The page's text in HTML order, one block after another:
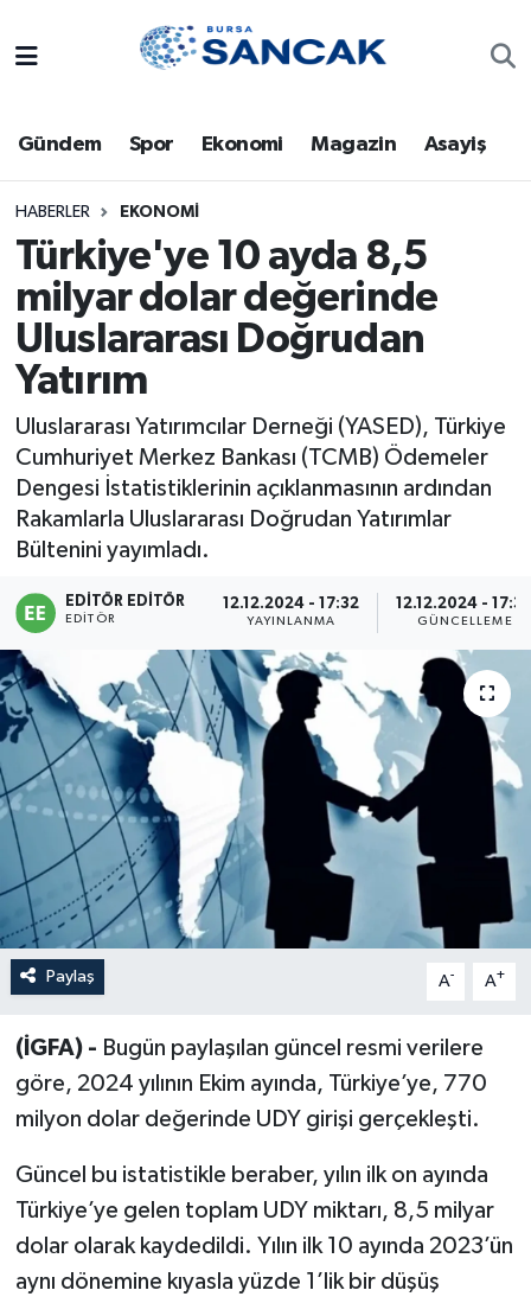
Gündem Spor Ekonomi Magazin Asayiş
HABERLER EKONOMI
Türkiye'ye 10 ayda 8,5
milyar dolar değerinde
Uluslararası Doğrudan
Yatırım
Uluslararası Yatırımcılar Derneği (YASED), Türkiye
Cumhuriyet Merkez Bankası (TCMB) Ödemeler
Dengesi İstatistiklerinin açıklanmasının ardından
Rakamlarla Uluslararası Doğrudan Yatırımlar
Bültenini yayımladı.
EDITÖR EDITÖR
EDITÖR
12.12.2024 - 17:32
YAYINLANMA
12.12.2024 -
GÜNCELLEME
Paylaş A- A+
(İGFA) - Bugün paylaşılan güncel resmi verilere
göre, 2024 yılının Ekim ayında, Türkiye’ye, 770
milyon dolar değerinde UDY girişi gerçekleşti.
Güncel bu istatistikle beraber, yılın ilk on ayında
Türkiye’ye gelen toplam UDY miktarı, 8,5 milyar
dolar olarak kaydedildi. Yılın ilk 10 ayında 2023’ün
aynı dönemine kıyasla yüzde 1’lik bir düşüş
Bursa
Dünya
Eğitim
Ekonomi
Genel
Gündem
Magazin
Spor
Türkiye
Trafik Durumu
Süper Lig Puan Durumu ve Fikstür
Tüm Manşetler
Son Dakika Haberleri
Haber Arşivi